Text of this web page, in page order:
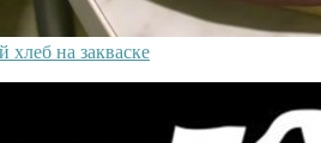
хлеб на закваске